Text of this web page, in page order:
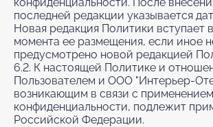
последней редакции указывается
Новая редакция Политики вступает
момента ее размещения, если иное
предусмотрено новой редакцией
6.2. К настоящей Политике и
Пользователем и ООО "Интерьер-
возникающим в связи с
конфиденциальности, подлежит
Российской Федерации.